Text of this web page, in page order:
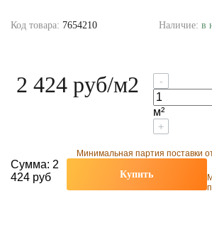
Код товара: 7654210 Наличие: в
2 424 руб/м2 -
м²
+
Минимальная партия поставки
Сумма: 2
424 руб
Купить